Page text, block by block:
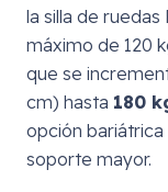
la silla de
máximo de 120
que se
cm) hasta 180
opción
soporte mayor.